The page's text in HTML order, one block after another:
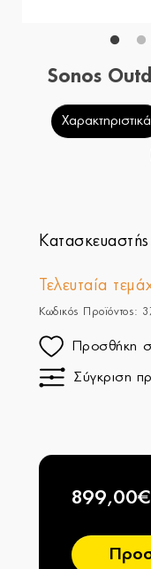
Sonos
Χαρακτηριστικά
Τελευταία
Κωδικός Προϊόντος:
Προσθήκη
Σύγκριση
899,00€